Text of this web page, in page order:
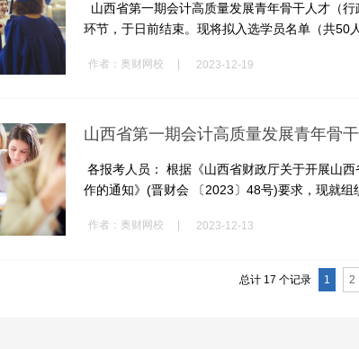
山西省第一期会计高质量发展青年骨干人才（
环节，于日前结束。现将拟入选学员名单（共50
作者： 奥财网校 | 2023-12-19
山西省第一期会计高质量发展青年骨
各报考人员： 根据《山西省财政厅关于开展山
作的通知》(晋财会 〔2023〕48号)要求，现就组
作者： 奥财网校 | 2023-12-13
总计 17 个记录 1 2